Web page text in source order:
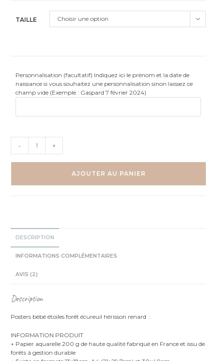
TAILLE Choisir une option
Personnalisation (facultatif) Indiquez ici le prénom et la date de
naissance si vous souhaitez une personnalisation sinon laissez ce
champ vide (Exemple : Gaspard 7 février 2024)
Etoiles
- +
AJOUTER AU PANIER
DESCRIPTION
INFORMATIONS COMPLÉMENTAIRES
AVIS (2)
Description
Posters bébé étoiles forêt écureuil hérisson renard :
INFORMATION PRODUIT
+ Papier aquarelle 200 g de haute qualité fabriqué en France et issu de
forêts à gestion durable